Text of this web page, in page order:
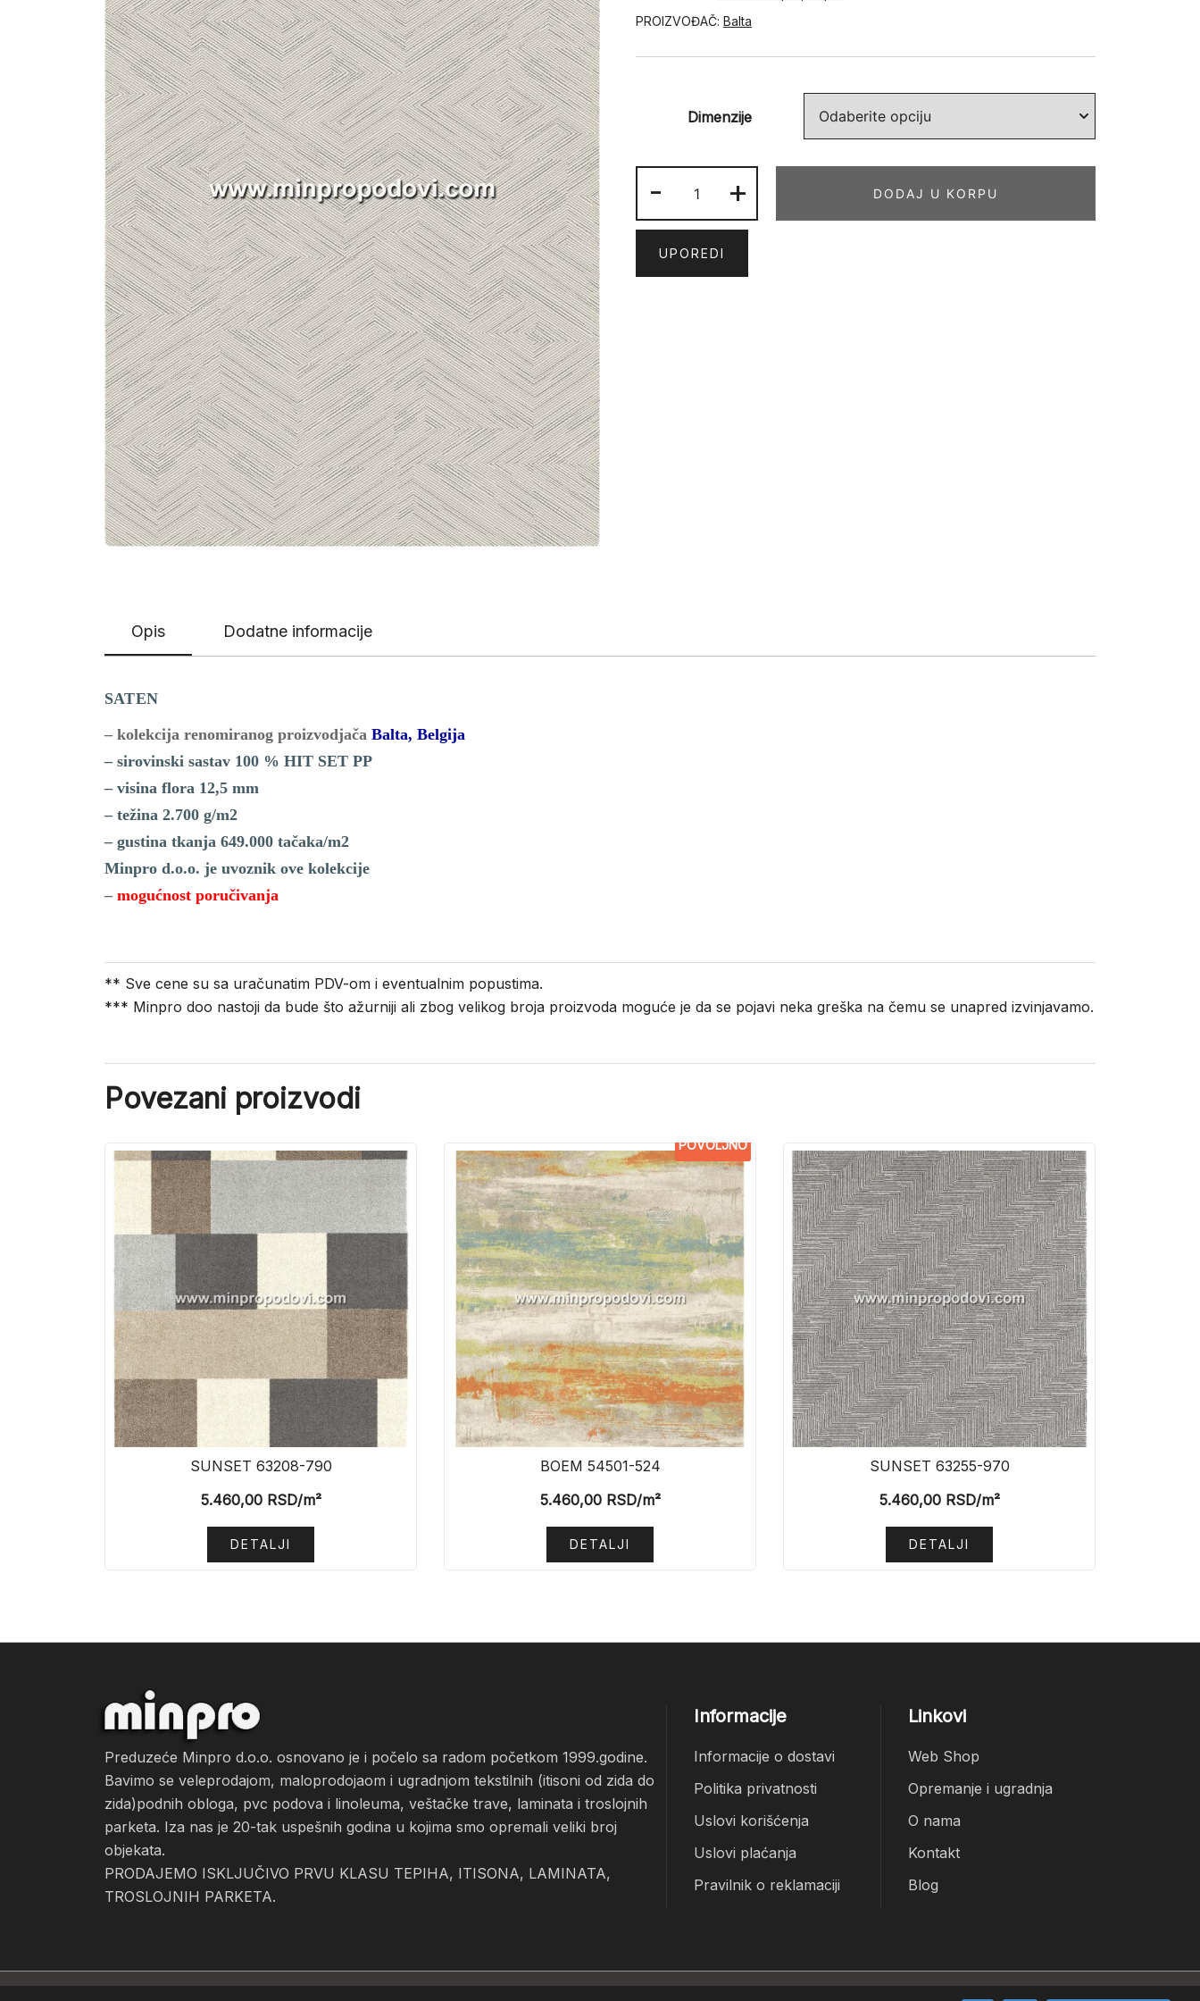
PROIZVOĐAČ: Balta
Dimenzije
-
54352-
677
količina
+ DODAJ U KORPU
UPOREDI
Opis Dodatne informacije
SATEN
– kolekcija renomiranog proizvodjača Balta, Belgija
– sirovinski sastav 100 % HIT SET PP
– visina flora 12,5 mm
– težina 2.700 g/m2
– gustina tkanja 649.000 tačaka/m2
Minpro d.o.o. je uvoznik ove kolekcije
– mogućnost poručivanja
** Sve cene su sa uračunatim PDV-om i eventualnim popustima.
*** Minpro doo nastoji da bude što ažurniji ali zbog velikog broja proizvoda moguće je da se pojavi neka greška na čemu se unapred izvinjavamo.
Povezani proizvodi
SUNSET 63208-790
5.460,00RSD/m²
DETALJI
POVOLJNO
BOEM 54501-524
5.460,00RSD/m²
DETALJI
SUNSET 63255-970
5.460,00RSD/m²
DETALJI
Preduzeće Minpro d.o.o. osnovano je i počelo sa radom početkom 1999.godine.
Bavimo se veleprodajom, maloprodojaom i ugradnjom tekstilnih (itisoni od zida do
zida)podnih obloga, pvc podova i linoleuma, veštačke trave, laminata i troslojnih
parketa. Iza nas je 20-tak uspešnih godina u kojima smo opremali veliki broj
objekata.
PRODAJEMO ISKLJUČIVO PRVU KLASU TEPIHA, ITISONA, LAMINATA,
TROSLOJNIH PARKETA.
Informacije
Informacije o dostavi
Politika privatnosti
Uslovi korišćenja
Uslovi plaćanja
Pravilnik o reklamaciji
Linkovi
Web Shop
Opremanje i ugradnja
O nama
Kontakt
Blog